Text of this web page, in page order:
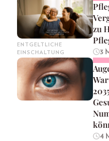
ENTGELTLICHE
EINSCHALTUNG
zu
3
4